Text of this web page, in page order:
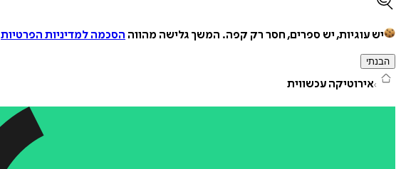
יש עוגיות, יש ספרים, חסר רק קפה. המשך גלישה מהווה הסכמה למדיניות הפרטיות
הבנתי
אירוטיקה עכשווית